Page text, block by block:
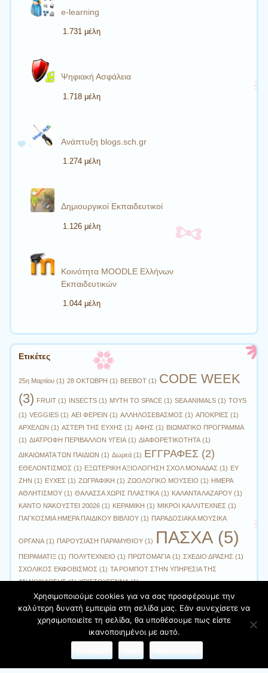
e-learning
1.731 μέλη
Ψηφιακή Ασφάλεια
1.718 μέλη
Ανάπτυξη blogs.sch.gr
1.274 μέλη
Δημιουργικοί Εκπαιδευτικοί
1.126 μέλη
Κοινότητα MOODLE Ελλήνων
Εκπαιδευτικών
1.044 μέλη
Ετικέτες
25η Μαρτίου (1) 28 ΟΚΤΩΒΡΗ (1) BEEBOT (1) CODE WEEK
(3) FRUIT (1) INSECTS (1) MYTH TO SPACE (1) SEA ANIMALS (1) TOYS
(1) VEGGIES (1) ΑΕΙ ΦΕΡΕΙΝ (1) ΑΛΛΗΛΟΣΕΒΑΣΜΟΣ (1) ΑΠΟΚΡΙΕΣ (1)
ΑΡΧΕΛΩΝ (1) ΑΣΤΕΡΙ ΤΗΣ ΕΥΧΗΣ (1) ΑΦΗΣ (1) ΒΙΩΜΑΤΙΚΟ ΠΡΟΓΡΑΜΜΑ
(1) ΔΙΑΤΡΟΦΗ ΠΕΡΙΒΑΛΛΟΝ ΥΓΕΙΑ (1) ΔΙΑΦΟΡΕΤΙΚΟΤΗΤΑ (1)
ΔΙΚΑΙΩΜΑΤΑ ΤΩΝ ΠΑΙΔΙΩΝ (1) Δωρεά (1) ΕΓΓΡΑΦΕΣ (2)
ΕΘΕΛΟΝΤΙΣΜΟΣ (1) ΕΞΩΤΕΡΙΚΗ ΑΞΙΟΛΟΓΗΣΗ ΣΧΟΛ ΜΟΝΑΔΑΣ (1) ΕΥ
ΖΗΝ (1) ΕΥΧΕΣ (1) ΖΩΓΡΑΦΙΚΗ (1) ΖΩΟΛΟΓΙΚΟ ΜΟΥΣΕΙΟ (1) ΗΜΕΡΑ
ΑΘΛΗΤΙΣΜΟΥ (1) ΘΑΛΑΣΣΑ ΧΩΡΙΣ ΠΛΑΣΤΙΚΑ (1) ΚΑΛΑΝΤΑ ΛΑΖΑΡΟΥ (1)
ΚΑΝΤΟ ΝΆΚΟΥΣΤΕΙ 20026 (1) ΚΕΡΑΜΙΚΗ (1) ΜΙΚΡΟΙ ΚΑΛΛΙΤΕΧΝΕΣ (1)
ΠΑΓΚΟΣΜΙΑ ΗΜΕΡΑ ΠΑΙΔΙΚΟΥ ΒΙΒΛΙΟΥ (1) ΠΑΡΑΔΟΣΙΑΚΑ ΜΟΥΣΙΚΑ
ΟΡΓΑΝΑ (1) ΠΑΡΟΥΣΙΑΣΗ ΠΑΡΑΜΥΘΙΟΥ (1) ΠΑΣΧΑ (5)
ΠΕΙΡΑΜΑΤΙΞ (1) ΠΟΛΥΤΕΧΝΕΙΟ (1) ΠΡΩΤΟΜΑΓΙΑ (1) ΣΧΕΔΙΟ ΔΡΑΣΗΣ (1)
ΣΧΟΛΙΚΟΣ ΕΚΦΟΒΙΣΜΟΣ (1) ΤΑ ΡΟΜΠΟΤ ΣΤΗΝ ΥΠΗΡΕΣΙΑ ΤΗΣ
ΑΝΑΚΥΚΛΩΣΗΣ(1) ΧΡΙΣΤΟΥΓΕΝΝΑ(1)
Φιλοξενείται στο https://blogs.sch.gr| Θέμα:Cute Frames
Όροι χρήσης blogs.sch.gr|Δήλωση προσβασιμότητας
Χρησιμοποιούμε cookies για να σας προσφέρουμε την
καλύτερη δυνατή εμπειρία στη σελίδα μας. Εάν συνεχίσετε να
χρησιμοποιείτε τη σελίδα, θα υποθέσουμε πως είστε
ικανοποιημένοι με αυτό.